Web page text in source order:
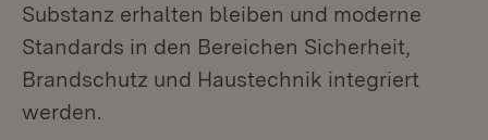
Substanz erhalten bleiben und moderne
Standards in den Bereichen Sicherheit,
Brandschutz und Haustechnik integriert
werden.